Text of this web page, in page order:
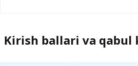
Kirish ballari va qabul